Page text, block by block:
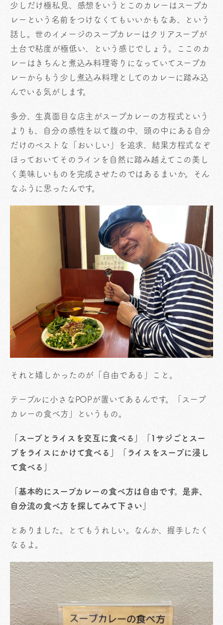
少しだけ極私見、感想をいうとこのカレーはスープカ
レーという名前をつけなくてもいいかもなあ、という
話し。世のイメージのスープカレーはクリアスープが
土台で粘度が極低い、という感じでしょう。ここのカ
レーはきちんと煮込み料理寄りになっていてスープカ
レーからもう少し煮込み料理としてのカレーに踏み込
んでいる気がします。
多分、生真面目な店主がスープカレーの方程式という
よりも、自分の感性を以て腹の中、頭の中にある自分
だけのベストな「おいしい」を追求、結果方程式なぞ
ほっておいてそのラインを自然に踏み越えてこの美し
く美味しいものを完成させたのではあるまいか。そん
なふうに思ったんです。
それと嬉しかったのが「自由である」こと。
テーブルに小さなPOPが置いてあるんです。「スープ
カレーの食べ方」というもの。
「スープとライスを交互に食べる」「1サジごとスー
プをライスにかけて食べる」「ライスをスープに浸し
て食べる」
「基本的にスープカレーの食べ方は自由です。是非、
自分流の食べ方を探してみて下さい」
とありました。とてもうれしい。なんか、握手したく
なるよ。